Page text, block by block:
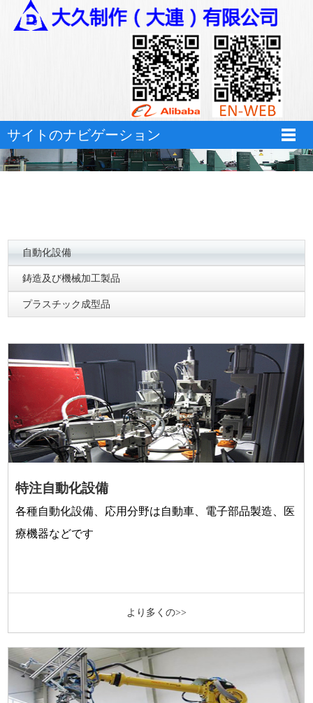
hth华体育app官网登录
サイトのナビゲーション
自動化設備
鋳造及び機械加工製品
プラスチック成型品
特注自動化設備
各種自動化設備、応用分野は自動車、電子部品製造、医
療機器などです
より多くの>>